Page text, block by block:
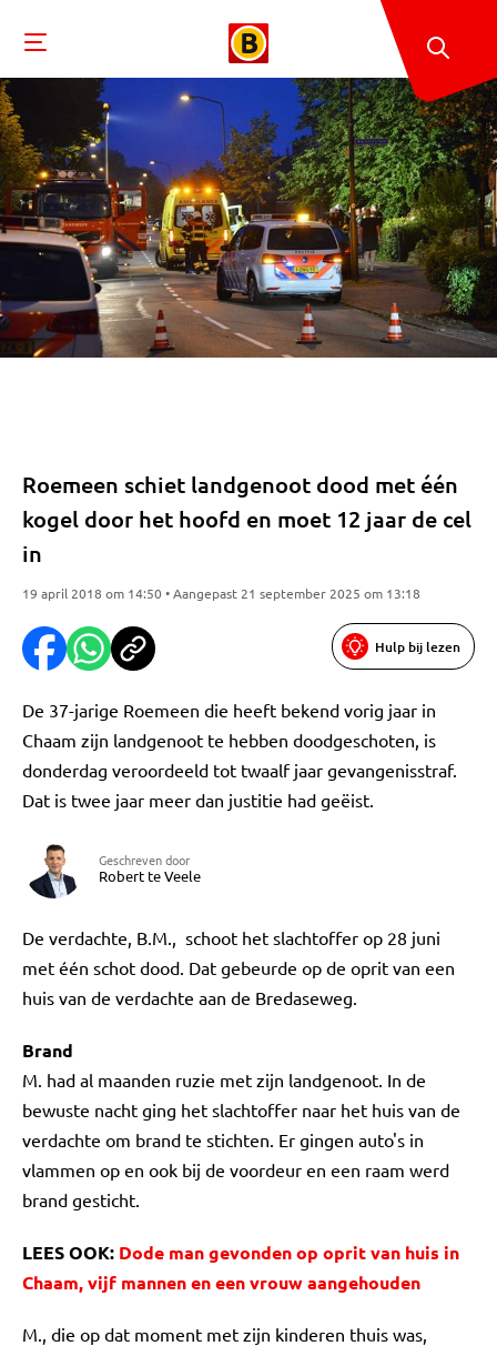
Roemeen schiet landgenoot dood met één
kogel door het hoofd en moet 12 jaar de cel
in
19 april 2018 om 14:50 • Aangepast 21 september 2025 om 13:18
Hulp bij lezen
De 37-jarige Roemeen die heeft bekend vorig jaar in
Chaam zijn landgenoot te hebben doodgeschoten, is
donderdag veroordeeld tot twaalf jaar gevangenisstraf.
Dat is twee jaar meer dan justitie had geëist.
Geschreven door
Robert te Veele
De verdachte, B.M., schoot het slachtoffer op 28 juni
met één schot dood. Dat gebeurde op de oprit van een
huis van de verdachte aan de Bredaseweg.
Brand
M. had al maanden ruzie met zijn landgenoot. In de
bewuste nacht ging het slachtoffer naar het huis van de
verdachte om brand te stichten. Er gingen auto's in
vlammen op en ook bij de voordeur en een raam werd
brand gesticht.
LEES OOK: Dode man gevonden op oprit van huis in
Chaam, vijf mannen en een vrouw aangehouden
M., die op dat moment met zijn kinderen thuis was,